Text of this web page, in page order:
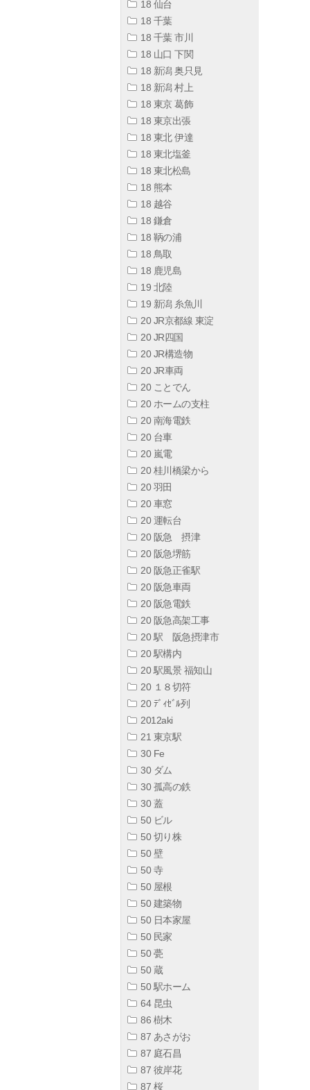
18 仙台
18 千葉
18 千葉 市川
18 山口 下関
18 新潟 奥只見
18 新潟 村上
18 東京 葛飾
18 東京出張
18 東北 伊達
18 東北塩釜
18 東北松島
18 熊本
18 越谷
18 鎌倉
18 鞆の浦
18 鳥取
18 鹿児島
19 北陸
19 新潟 糸魚川
20 JR京都線 東淀
20 JR四国
20 JR構造物
20 JR車両
20 ことでん
20 ホームの支柱
20 南海電鉄
20 台車
20 嵐電
20 桂川橋梁から
20 羽田
20 車窓
20 運転台
20 阪急 摂津
20 阪急堺筋
20 阪急正雀駅
20 阪急車両
20 阪急電鉄
20 阪急高架工事
20 駅 阪急摂津市
20 駅構内
20 駅風景 福知山
20 １８切符
20 ﾃﾞｨｾﾞﾙ列
2012aki
21 東京駅
30 Fe
30 ダム
30 孤高の鉄
30 蓋
50 ビル
50 切り株
50 壁
50 寺
50 屋根
50 建築物
50 日本家屋
50 民家
50 甍
50 蔵
50 駅ホーム
64 昆虫
86 樹木
87 あさがお
87 庭石昌
87 彼岸花
87 桜